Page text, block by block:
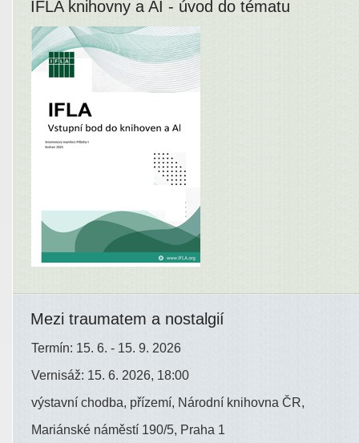
IFLA knihovny a AI - úvod do tématu
Mezi traumatem a nostalgií
Termín: 15. 6. - 15. 9. 2026
Vernisáž: 15. 6. 2026, 18:00
výstavní chodba, přízemí, Národní knihovna ČR,
Mariánské náměstí 190/5, Praha 1